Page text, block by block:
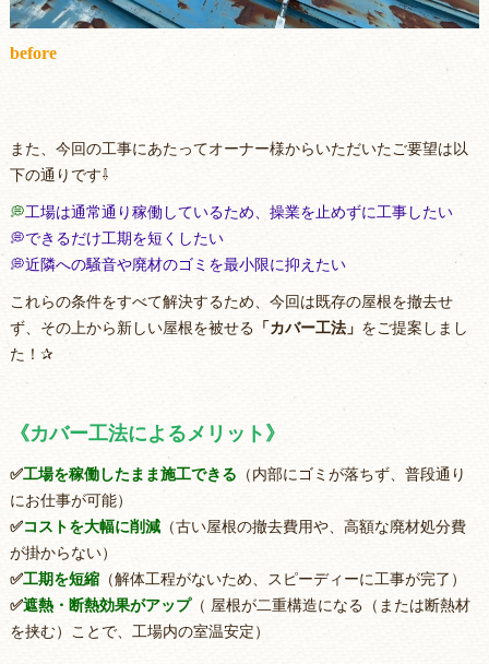
before
また、今回の工事にあたってオーナー様からいただいたご要望は以
下の通りです⇩
💭工場は通常通り稼働しているため、操業を止めずに工事したい
💭できるだけ工期を短くしたい
💭近隣への騒音や廃材のゴミを最小限に抑えたい
これらの条件をすべて解決するため、今回は既存の屋根を撤去せ
ず、その上から新しい屋根を被せる 「カバー工法」 をご提案しまし
た！✰
《カバー工法によるメリット》
✅工場を稼働したまま施工できる （内部にゴミが落ちず、普段通り
にお仕事が可能）
✅コストを大幅に削減（古い屋根の撤去費用や、高額な廃材処分費
が掛からない）
✅工期を短縮（解体工程がないため、スピーディーに工事が完了）
✅遮熱・断熱効果がアップ（ 屋根が二重構造になる（または断熱材
を挟む）ことで、工場内の室温安定）